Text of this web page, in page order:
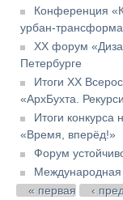
Конференция
урбан-
XX форум
Петербурге
Итоги XX
«АрхБухта.
Итоги конкурса
«Время, вперёд!»
Форум
Международная
Страницы
« первая ‹